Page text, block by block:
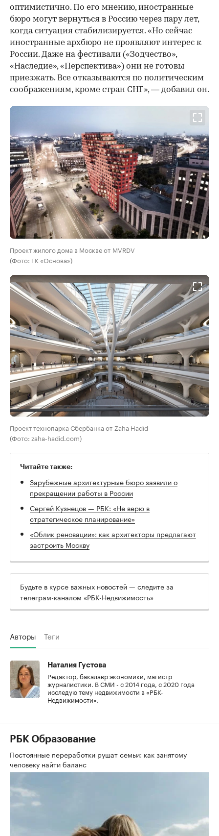
оптимистично. По его мнению, иностранные
бюро могут вернуться в Россию через пару лет,
когда ситуация стабилизируется. «Но сейчас
иностранные архбюро не проявляют интерес к
России. Даже на фестивали («Зодчество»,
«Наследие», «Перспектива») они не готовы
приезжать. Все отказываются по политическим
соображениям, кроме стран СНГ», — добавил он.
Проект жилого дома в Москве от MVRDV
(Фото: ГК «Основа»)
Проект технопарка Сбербанка от Zaha Hadid
(Фото: zaha-hadid.com)
Читайте также:
Зарубежные архитектурные бюро заявили о
прекращении работы в России
Сергей Кузнецов — РБК: «Не верю в
стратегическое планирование»
«Облик реновации»: как архитекторы предлагают
застроить Москву
Будьте в курсе важных новостей — следите за
телеграм-каналом «РБК-Недвижимость»
Авторы Теги
Наталия Густова
Редактор, бакалавр экономики, магистр
журналистики. В СМИ - с 2014 года, с 2020 года
исследую тему недвижимости в «РБК-
Недвижимости».
РБК Образование
Постоянные переработки рушат семьи: как занятому
человеку найти баланс